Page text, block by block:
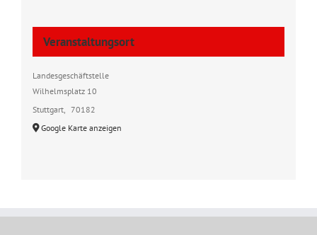
Veranstaltungsort
Landesgeschäftstelle
Wilhelmsplatz 10
Stuttgart,
70182
Google Karte anzeigen